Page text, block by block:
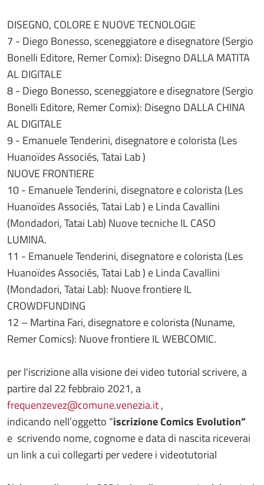
DISEGNO, COLORE E NUOVE TECNOLOGIE
7 - Diego Bonesso, sceneggiatore e disegnatore (Sergio
Bonelli Editore, Remer Comix): Disegno DALLA MATITA
AL DIGITALE
8 - Diego Bonesso, sceneggiatore e disegnatore (Sergio
Bonelli Editore, Remer Comix): Disegno DALLA CHINA
AL DIGITALE
9 - Emanuele Tenderini, disegnatore e colorista (Les
Huanoïdes Associés, Tatai Lab )
NUOVE FRONTIERE
10 - Emanuele Tenderini, disegnatore e colorista (Les
Huanoïdes Associés, Tatai Lab ) e Linda Cavallini
(Mondadori, Tatai Lab) Nuove tecniche IL CASO
LUMINA.
11 - Emanuele Tenderini, disegnatore e colorista (Les
Huanoïdes Associés, Tatai Lab ) e Linda Cavallini
(Mondadori, Tatai Lab): Nuove frontiere IL
CROWDFUNDING
12 – Martina Fari, disegnatore e colorista (Nuname,
Remer Comics): Nuove frontiere IL WEBCOMIC.
per l'iscrizione alla visione dei video tutorial scrivere, a
partire dal 22 febbraio 2021, a
frequenzevez@comune.venezia.it,
indicando nell’oggetto “iscrizione Comics Evolution”
e scrivendo nome, cognome e data di nascita riceverai
un link a cui collegarti per vedere i videotutorial